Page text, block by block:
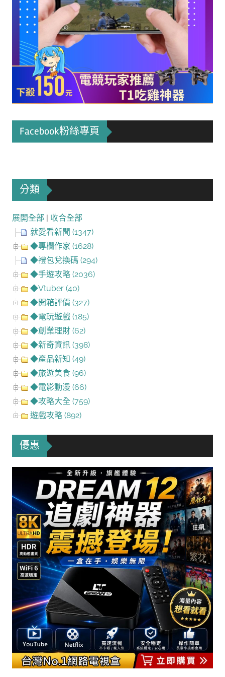
Facebook粉絲專頁
分類
展開全部 | 收合全部
就愛看新聞 (1347)
◆專欄作家 (1628)
◆禮包兌換碼 (294)
◆手遊攻略 (2036)
◆Vtuber (40)
◆開箱評價 (327)
◆電玩遊戲 (185)
◆創業理財 (62)
◆新奇資訊 (398)
◆產品新知 (49)
◆旅遊美食 (96)
◆電影動漫 (66)
◆攻略大全 (759)
遊戲攻略 (892)
優惠